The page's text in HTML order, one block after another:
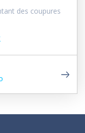
des coupures